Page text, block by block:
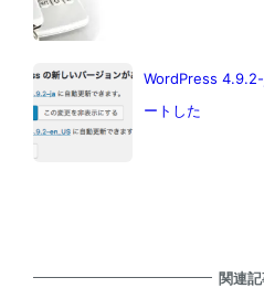
WordPress 4.9.2-
ートした
関連